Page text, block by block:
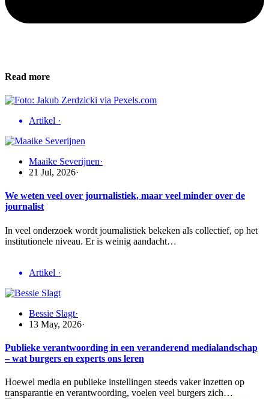
Read more
Artikel ·
Maaike Severijnen·
21 Jul, 2026·
We weten veel over journalistiek, maar veel minder over de
journalist
In veel onderzoek wordt journalistiek bekeken als collectief, op het
institutionele niveau. Er is weinig aandacht…
Artikel ·
Bessie Slagt·
13 May, 2026·
Publieke verantwoording in een veranderend medialandschap
– wat burgers en experts ons leren
Hoewel media en publieke instellingen steeds vaker inzetten op
transparantie en verantwoording, voelen veel burgers zich…